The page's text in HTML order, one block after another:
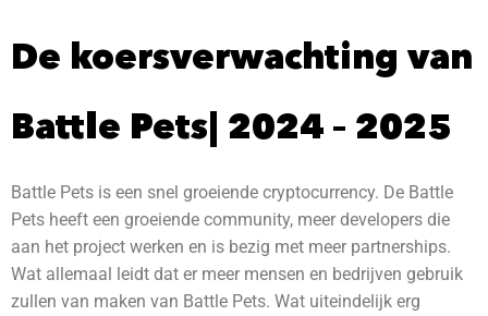
De koersverwachting van
Battle Pets| 2024 – 2025
Battle Pets is een snel groeiende cryptocurrency. De Battle
Pets heeft een groeiende community, meer developers die
aan het project werken en is bezig met meer partnerships.
Wat allemaal leidt dat er meer mensen en bedrijven gebruik
zullen van maken van Battle Pets. Wat uiteindelijk erg